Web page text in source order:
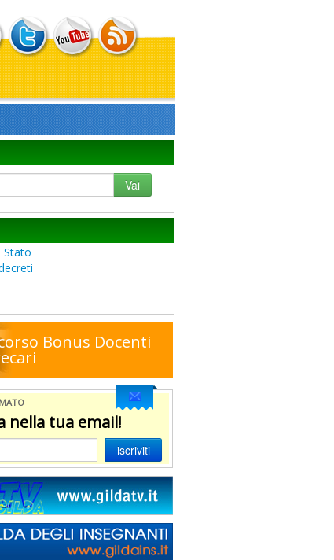
Vai
Stato
Bonus Docenti
nella tua email!
iscriviti